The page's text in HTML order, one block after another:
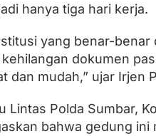
hanya tiga hari kerja.
yang benar-benar
dokumen
dan mudah,” ujar Irjen
Lintas Polda Sumbar,
bahwa gedung ini